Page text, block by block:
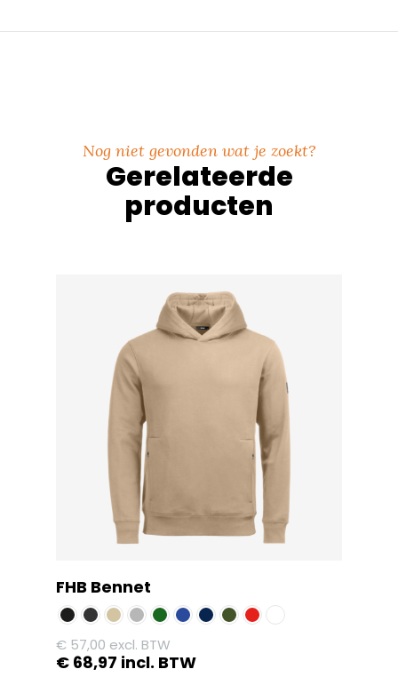
Nog niet gevonden wat je zoekt?
Gerelateerde
producten
FHB Bennet
€ 57,00 excl. BTW
€ 68,97 incl. BTW